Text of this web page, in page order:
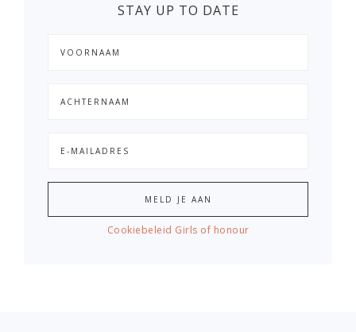
STAY UP TO DATE
Cookiebeleid Girls of honour